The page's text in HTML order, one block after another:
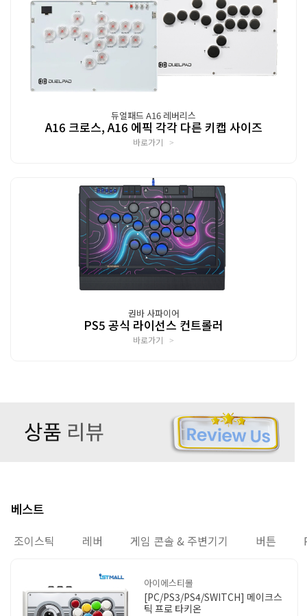
듀얼패드 A16 레버리스
A16 크로스, A16 에픽 각각 다른 키캡 사이즈
바로가기 >
권바 사파이어
PS5 공식 라이선스 컨트롤러
바로가기 >
베스트
조이스틱 레버 게임 콘솔 & 주변기기 버튼
아이에스티몰
[PC/PS3/PS4/SWITCH] 메이크스
틱 프로 타키온